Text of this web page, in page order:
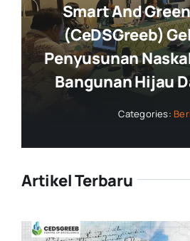
Smart And
(CeDSGreeb)
Penyusunan
Bangunan Hijau
Categories:
Artikel Terbaru